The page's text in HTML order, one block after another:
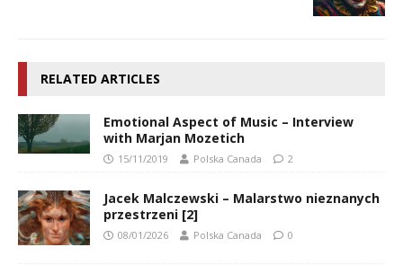
RELATED ARTICLES
Emotional Aspect of Music – Interview
with Marjan Mozetich
15/11/2019 Polska Canada 2
Jacek Malczewski – Malarstwo nieznanych
przestrzeni [2]
08/01/2026 Polska Canada 0